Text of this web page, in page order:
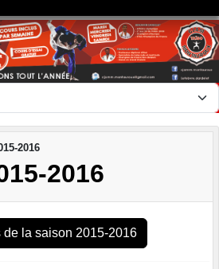
2016
2016
de la saison 2015-2016